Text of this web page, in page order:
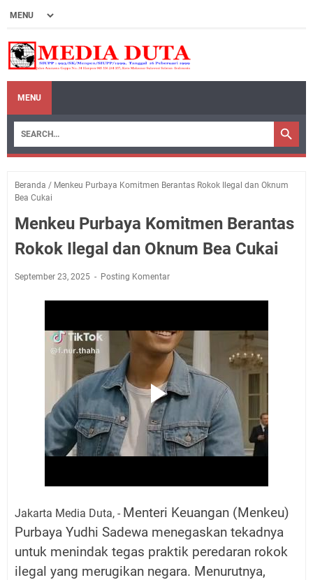
MENU
Beranda / Menkeu Purbaya Komitmen Berantas Rokok Ilegal dan Oknum
Bea Cukai
Menkeu Purbaya Komitmen Berantas
Rokok Ilegal dan Oknum Bea Cukai
September 23, 2025 Posting Komentar
Jakarta Media Duta, - Menteri Keuangan (Menkeu)
Purbaya Yudhi Sadewa menegaskan tekadnya
untuk menindak tegas praktik peredaran rokok
ilegal yang merugikan negara. Menurutnya,